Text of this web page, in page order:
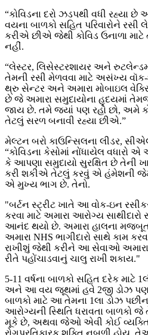
“કોવિડના દરો ઝડપથી વધી રહ્યા
વયના બાળકો સહિત પરિવારોને રસી
કરીએ છીએ જેથી કોવિડ ઉનાળા
નહીં.
“લેસ્ટર, લિસેસ્ટરશાયર અને રુટલેન્ડમાં
તેમની રસી મેળવવા માટે અસંખ્ય
થ્રુ સેન્ટર અને અમારા મોબાઇલ
છે જે અમારા સમુદાયોના હૃદયમાં
જાય છે. તમે જ્યાં પણ રહો છો, અમે
તેટલું સરળ બનાવી રહ્યા છીએ.”
મેલ્ટન બરો કાઉન્સિલના લીડર,
“કોવિડના કેસોમાં નોંધાયેલ વધારો
કે આપણા સમુદાયો સુરક્ષિત છે તેની
કરી શકીએ તેટલું કરવું એ હંમેશની
એ મુખ્ય ભાગ છે. તેનો.
"બર્ટન સ્ટ્રીટ ખાતે આ વોક-ઇન
કરવા માટે અમારા આરોગ્ય
આનંદ થયો છે. અમારા હાલના
અમારા NHS ભાગીદારો સાથે કામ
રાખીશું જેથી કરીને આ સેવાઓ અમારા
રીતે પહોંચાડવાનું ચાલુ રાખી શકાય."
5-11 વર્ષના બાળકો સહિત દરેક
અને આ વય જૂથમાં હવે 2જી ડોઝ પણ
બાળકો માટે આ તેમના 1લા ડોઝ
આરોગ્યની સ્થિતિ ધરાવતા બાળકો
મૂકે છે, અથવા જેઓ એવી કોઈ